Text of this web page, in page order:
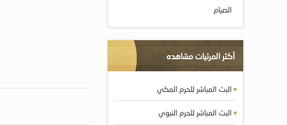
الصيام
أكثر المرئيات مشاهده
البث المباشر للحرم المكي
البث المباشر للحرم النبوي